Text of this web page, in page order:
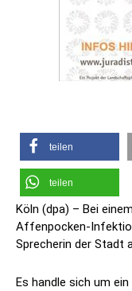
teilen
teilen
Köln (dpa) – Bei
Affenpocken-
Sprecherin der Stadt
Es handle sich um